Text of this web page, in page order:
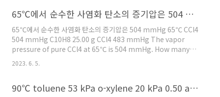
77.88) / (6.80) = 0.312 m 0.312 mol/kg = ? mol / (15.0/1000
kg) ( 참고 https://ywpop.tistory.com/7787 ) ? = 0.312 ×
(15.0/..
65℃에서 순수한 사염화 탄소의 증기압은 504 mmHg
65℃에서 순수한 사염화 탄소의 증기압은 504 mmHg 65℃ CCl4
504 mmHg C10H8 25.00 g CCl4 483 mmHg The vapor
pressure of pure CCl4 at 65℃ is 504 mmHg. How many
grams of naphthalene (C10H8) must be added to 25.00 g
of CCl4 so that the vapor pressure of CCl4 over the
of naphthalene at 65℃ is negligible. ----------------------
2023. 6. 5.
90℃ toluene 53 kPa o-xylene 20 kPa 0.50 atm 25℃